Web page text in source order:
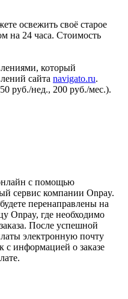
освежить своё старое
на 24 часа. Стоимость
который
сайта navigato.ru.
руб./нед., 200 руб./мес.).
с помощью
сервис компании Onpay.
перенаправлены на
Onpay, где необходимо
После успешной
электронную почту
с информацией о заказе